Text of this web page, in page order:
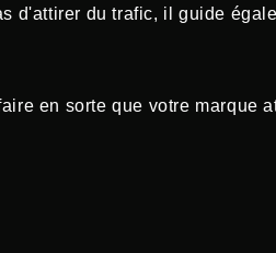
d'attirer du trafic, il guide
en sorte que votre marque